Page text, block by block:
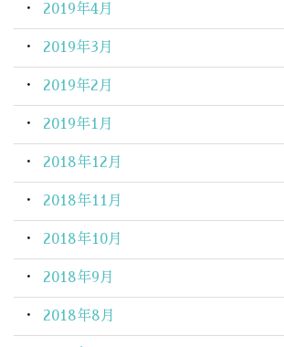
2019年4月
2019年3月
2019年2月
2019年1月
2018年12月
2018年11月
2018年10月
2018年9月
2018年8月